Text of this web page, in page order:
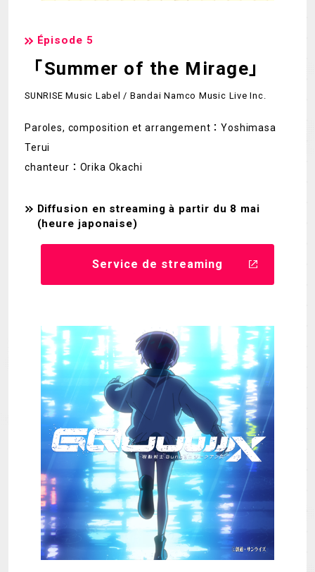
Épisode 5
「Summer of the Mirage」
SUNRISE Music Label / Bandai Namco Music Live Inc.
Paroles, composition et arrangement：Yoshimasa
Terui
chanteur：Orika Okachi
Diffusion en streaming à partir du 8 mai
(heure japonaise)
Service de streaming